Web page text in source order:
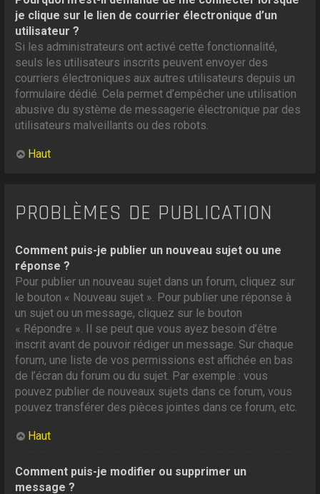
je clique sur le lien de courrier électronique d’un
utilisateur ?
Si les administrateurs ont activé cette fonctionnalité,
seuls les utilisateurs inscrits peuvent envoyer des
courriers électroniques aux autres utilisateurs depuis un
formulaire dédié. Cela permet d’empêcher une utilisation
abusive du système de messagerie électronique par des
utilisateurs malveillants ou des robots.
Haut
PROBLÈMES DE PUBLICATION
Comment puis-je publier un nouveau sujet ou une
réponse ?
Pour publier un nouveau sujet dans un forum, cliquez sur
le bouton « Nouveau sujet ». Pour publier une réponse à
un sujet ou un message, cliquez sur le bouton
« Répondre ». Il se peut que vous ayez besoin d’être
inscrit avant de pouvoir rédiger un message. Sur chaque
forum, une liste de vos permissions est affichée en bas
de l’écran du forum ou du sujet. Par exemple : vous
pouvez publier de nouveaux sujets dans ce forum, vous
pouvez transférer des pièces jointes dans ce forum, etc.
Haut
Comment puis-je modifier ou supprimer un
message ?